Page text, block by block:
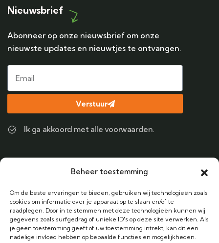
Beheer toestemming
Om de beste ervaringen te bieden, gebruiken wij technologieën zoals
cookies om informatie over je apparaat op te slaan en/of te
raadplegen. Door in te stemmen met deze technologieën kunnen wij
gegevens zoals surfgedrag of unieke ID's op deze site verwerken. Als
je geen toestemming geeft of uw toestemming intrekt, kan dit een
nadelige invloed hebben op bepaalde functies en mogelijkheden.
Nieuwsbrief
Abonneer op onze nieuwsbrief om onze
nieuwste updates en nieuwtjes te ontvangen.
Verstuur
Ik ga akkoord met alle voorwaarden.
Bel ons
+31 (0) 6 38424122
Email Adres
info@vakantieanders.nl